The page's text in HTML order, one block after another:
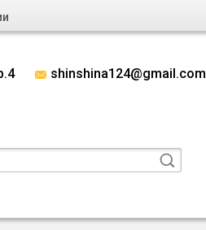
shinshina124@gmail.com